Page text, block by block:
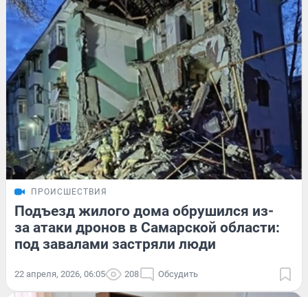
ПРОИСШЕСТВИЯ
Подъезд жилого дома обрушился из-
за атаки дронов в Самарской области:
под завалами застряли люди
22 апреля, 2026, 06:05 208 Обсудить